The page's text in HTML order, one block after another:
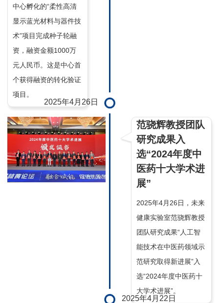
中心孵化的“柔性高清
显示蓝光材料与器件技
术”项目完成种子轮融
资，融资金额1000万
元人民币。这是中心首
个获得融资的转化验证
项目。
范骁辉教授团队
研究成果入
选“2024年度中
医药十大学术进
展”
2025年4月26日，未来
健康实验室范骁辉教授
团队研究成果“人工智
能技术在中医药领域示
范研究取得新进展”入
选“2024年度中医药十
大学术进展”。
2025年4月26日
2025年4月22日